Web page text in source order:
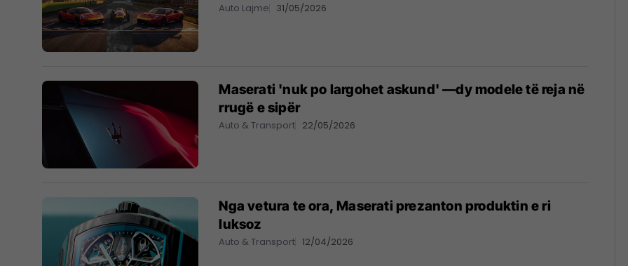
Auto Lajme 31/05/2026
Maserati 'nuk po largohet askund' —dy modele të reja në
rrugë e sipër
Auto & Transport 22/05/2026
Nga vetura te ora, Maserati prezanton produktin e ri
luksoz
Auto & Transport 12/04/2026